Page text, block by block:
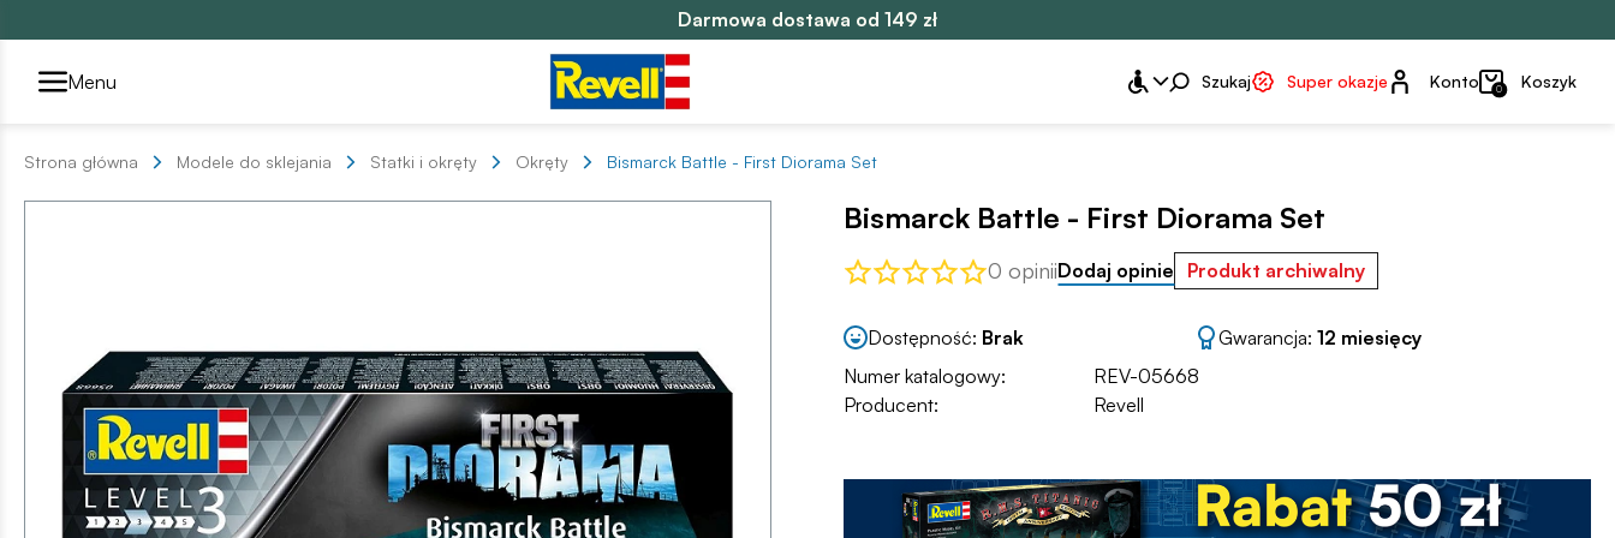
Darmowa dostawa od 149 zł
Przełącznik segmentów2
Menu Szukaj Super okazje Konto
Konto 0 Koszyk
Strona główna Modele do sklejania Statki i okręty Okręty Bismarck Battle - First Diorama Set
Bismarck Battle - First Diorama Set
0 opiniiDodaj opinie Produkt archiwalny
Dostępność: Brak Gwarancja: 12 miesięcy
Numer katalogowy:
REV-05668
Producent:
Revell